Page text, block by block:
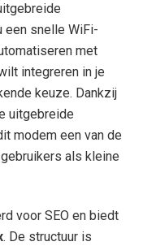
een snelle WiFi-
met
integreren in je
keuze. Dankzij
uitgebreide
modem een van de
als kleine
voor SEO en biedt
. De structuur is